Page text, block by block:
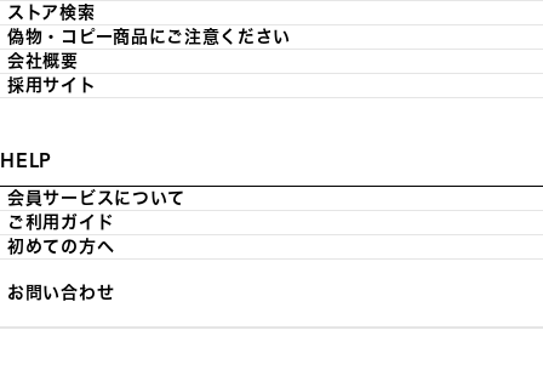
ストア検索
偽物・コピー商品にご注意ください
会社概要
採用サイト
HELP
会員サービスについて
ご利用ガイド
初めての方へ
お問い合わせ